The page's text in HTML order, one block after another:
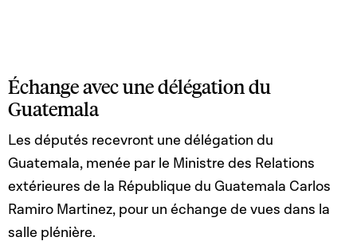
Échange avec une délégation du
Guatemala
Les députés recevront une délégation du
Guatemala, menée par le Ministre des Relations
extérieures de la République du Guatemala Carlos
Ramiro Martinez, pour un échange de vues dans la
salle plénière.